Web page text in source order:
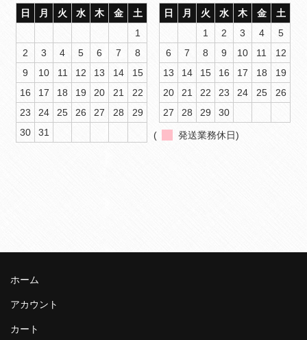
日
月 火 水 木 金
土
1
2
3 4 5 6 7
8
9
10 11 12 13 14
15
16
17 18 19 20 21
22
23
24 25 26 27 28
29
30
31
日
月 火 水 木 金
土
1
2 3 4
5
6
7 8 9 10 11
12
13
14 15 16 17 18
19
20
21 22 23 24 25
26
27
28 29 30
( 発送業務休日)
ホーム
アカウント
カート